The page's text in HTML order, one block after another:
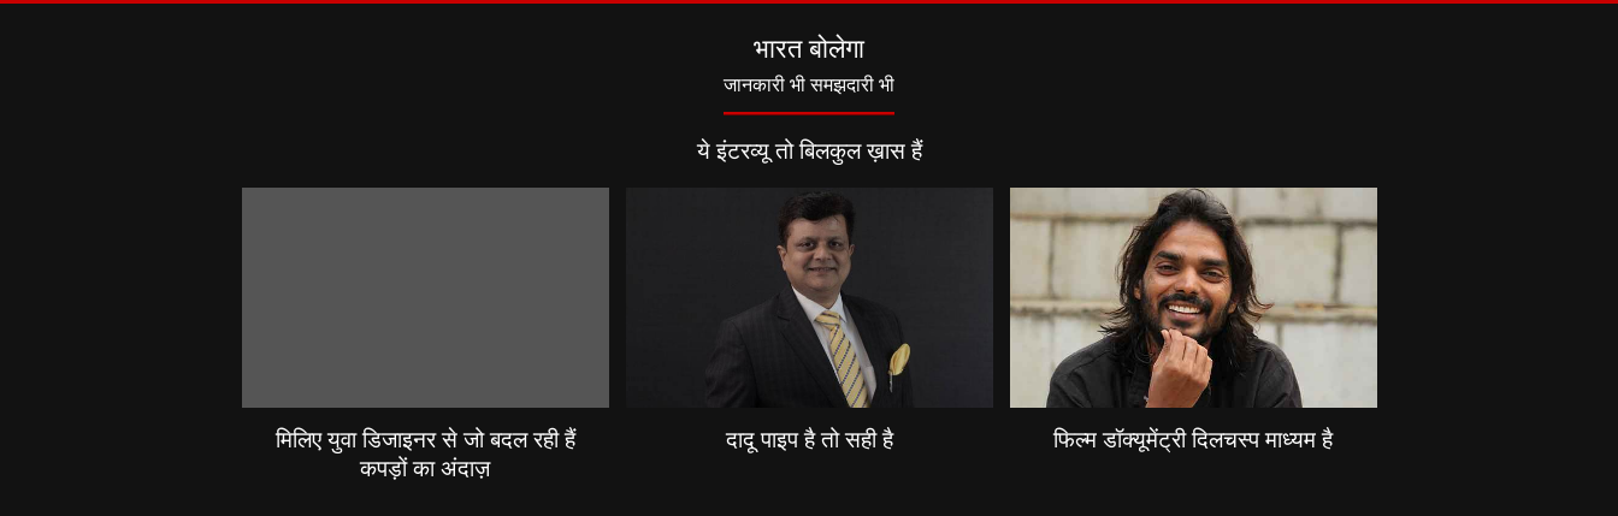
भारत बोलेगा
जानकारी भी समझदारी भी
ये इंटरव्यू तो बिलकुल ख़ास हैं
मिलिए युवा डिजाइनर से जो बदल रही हैं
कपड़ों का अंदाज़
दादू पाइप है तो सही है फिल्म डॉक्यूमेंट्री दिलचस्प माध्यम है